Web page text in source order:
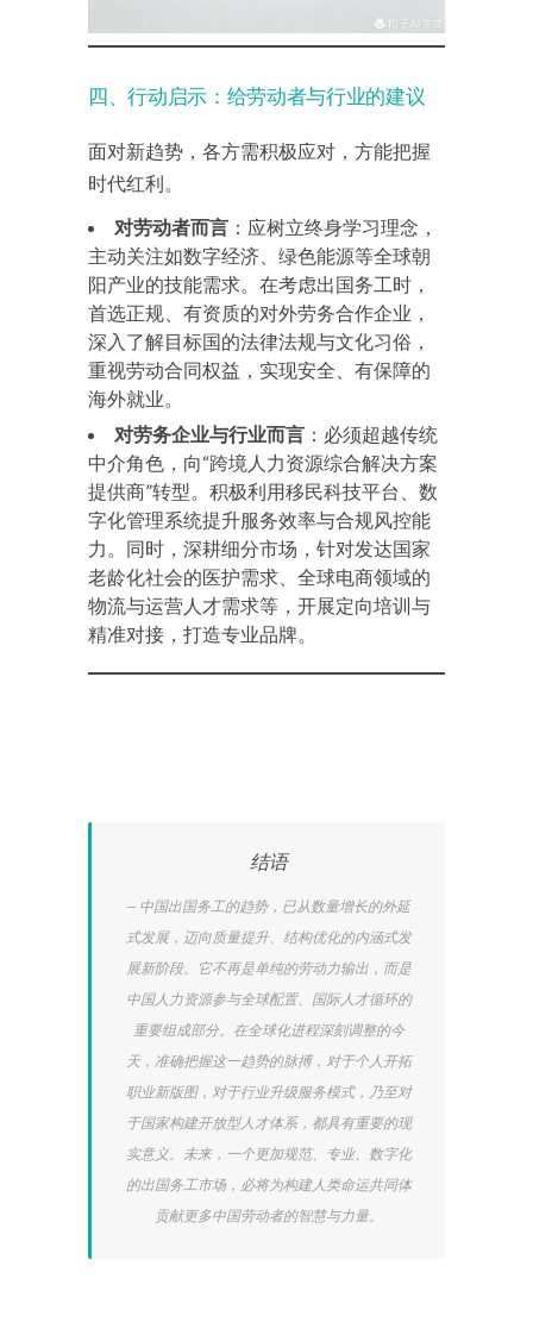
四、行动启示：给劳动者与行业的建议
面对新趋势，各方需积极应对，方能把握
时代红利。
对劳动者而言 ：应树立终身学习理念，
主动关注如数字经济、绿色能源等全球朝
阳产业的技能需求。在考虑出国务工时，
首选正规、有资质的对外劳务合作企业，
深入了解目标国的法律法规与文化习俗，
重视劳动合同权益，实现安全、有保障的
海外就业。
对劳务企业与行业而言 ：必须超越传统
中介角色，向“跨境人力资源综合解决方案
提供商”转型。积极利用移民科技平台、数
字化管理系统提升服务效率与合规风控能
力 。同时，深耕细分市场，针对发达国家
老龄化社会的医护需求、全球电商领域的
物流与运营人才需求等，开展定向培训与
精准对接，打造专业品牌。
结语
中国出国务工的趋势，已从数量增长的外延
式发展，迈向质量提升、结构优化的内涵式发
展新阶段。它不再是单纯的劳动力输出，而是
中国人力资源参与全球配置、国际人才循环的
重要组成部分。在全球化进程深刻调整的今
天，准确把握这一趋势的脉搏，对于个人开拓
职业新版图，对于行业升级服务模式，乃至对
于国家构建开放型人才体系，都具有重要的现
实意义。未来，一个更加规范、专业、数字化
的出国务工市场，必将为构建人类命运共同体
贡献更多中国劳动者的智慧与力量。